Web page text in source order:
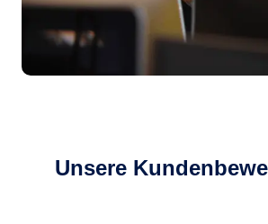
Unsere